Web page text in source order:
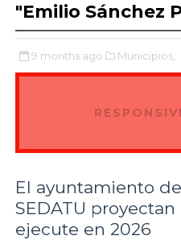
"Emilio Sánchez
9 months ago Municipios,
El ayuntamiento
SEDATU
ejecute en 2026